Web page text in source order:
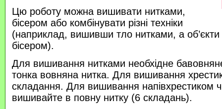
Цю роботу можна вишивати нитками,
бісером або комбінувати різні техніки
(наприклад, вишивши тло нитками, а
бісером).
Для вишивання нитками необхідне
тонка вовняна нитка. Для вишивання
складання. Для вишивання напівхрестиком
вишивайте в повну нитку (6 складань).